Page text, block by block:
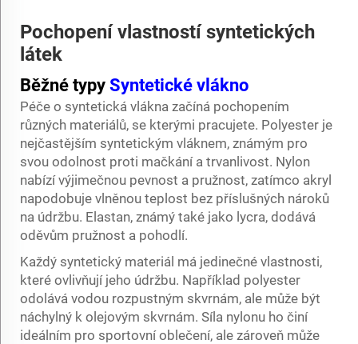
Pochopení vlastností syntetických
látek
Běžné typy Syntetické vlákno
Péče o syntetická vlákna začíná pochopením
různých materiálů, se kterými pracujete. Polyester je
nejčastějším syntetickým vláknem, známým pro
svou odolnost proti mačkání a trvanlivost. Nylon
nabízí výjimečnou pevnost a pružnost, zatímco akryl
napodobuje vlněnou teplost bez příslušných nároků
na údržbu. Elastan, známý také jako lycra, dodává
oděvům pružnost a pohodlí.
Každý syntetický materiál má jedinečné vlastnosti,
které ovlivňují jeho údržbu. Například polyester
odolává vodou rozpustným skvrnám, ale může být
náchylný k olejovým skvrnám. Síla nylonu ho činí
ideálním pro sportovní oblečení, ale zároveň může